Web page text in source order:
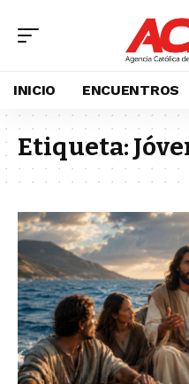
INICIO ENCUENTROS
Etiqueta: